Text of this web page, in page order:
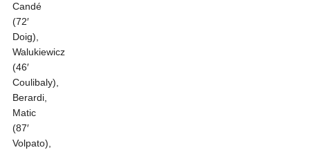
Candé
(72′
Doig),
Walukiewicz
(46′
Coulibaly),
Berardi,
Matic
(87′
Volpato),